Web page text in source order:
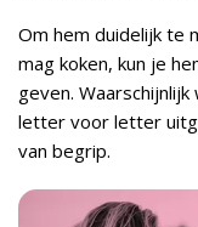
Om hem duidelijk te
mag koken, kun je
geven.
letter voor letter
van begrip.